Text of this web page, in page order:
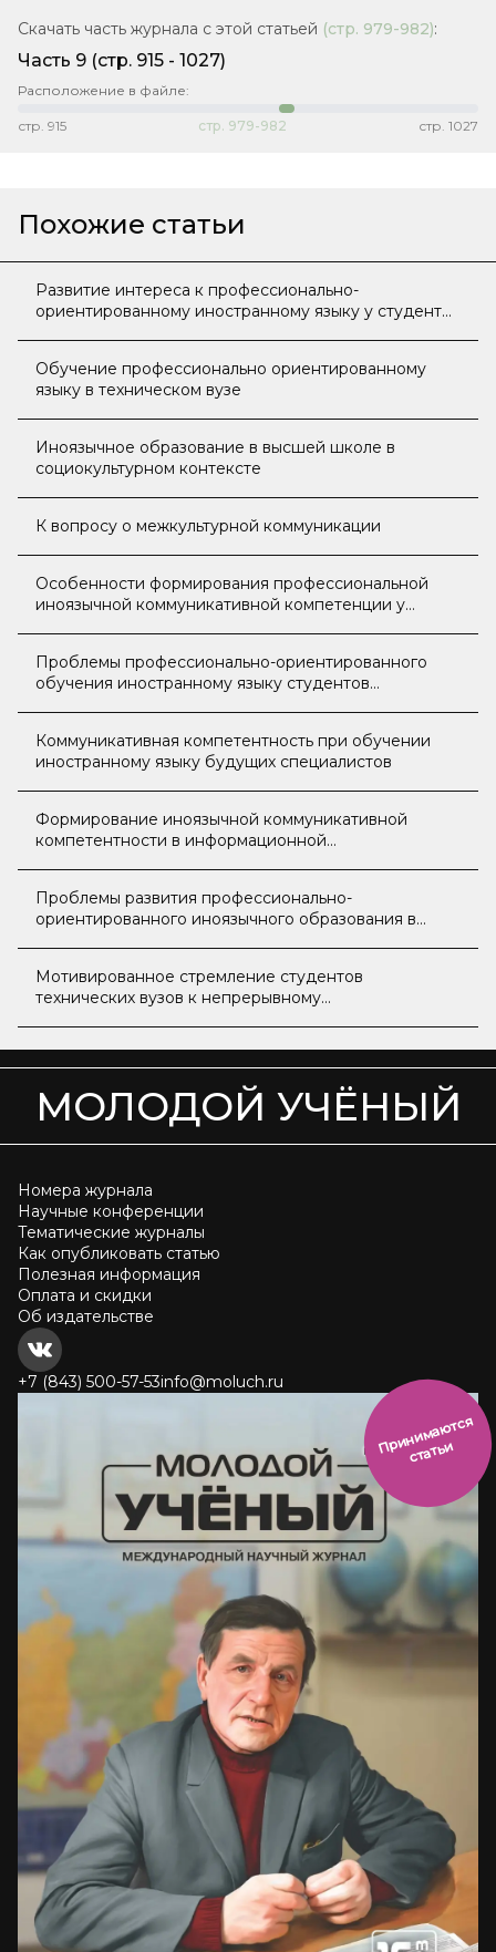
Скачать часть журнала с этой статьей (стр. 979-982):
Часть 9 (cтр. 915 - 1027)
Расположение в файле:
стр. 915 стр. 979-982 стр. 1027
Похожие статьи
Развитие интереса к профессионально-
ориентированному иностранному языку у студентов
Обучение профессионально ориентированному
языку в техническом вузе
Иноязычное образование в высшей школе в
социокультурном контексте
К вопросу о межкультурной коммуникации
Особенности формирования профессиональной
иноязычной коммуникативной компетенции у
Проблемы профессионально-ориентированного
обучения иностранному языку студентов
Коммуникативная компетентность при обучении
иностранному языку будущих специалистов
Формирование иноязычной коммуникативной
компетентности в информационной
Проблемы развития профессионально-
ориентированного иноязычного образования в
Мотивированное стремление студентов
технических вузов к непрерывному
МОЛОДОЙ УЧЁНЫЙ
Номера журнала
Научные конференции
Тематические журналы
Как опубликовать статью
Полезная информация
Оплата и скидки
Об издательстве
+7 (843) 500-57-53info@moluch.ru
П
р
и
н
и
м
а
ют
с
я
ст
ать
и